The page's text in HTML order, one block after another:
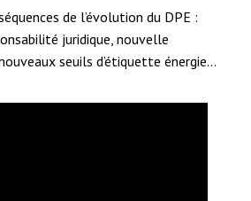
de l’évolution du DPE :
juridique, nouvelle
seuils d’étiquette énergie…